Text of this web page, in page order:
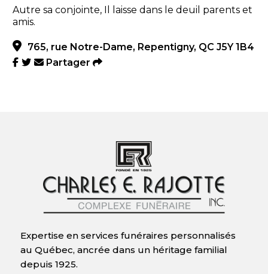
Autre sa conjointe, Il laisse dans le deuil parents et
amis.
765, rue Notre-Dame, Repentigny, QC J5Y 1B4
Partager
Expertise en services funéraires personnalisés
au Québec, ancrée dans un héritage familial
depuis 1925.